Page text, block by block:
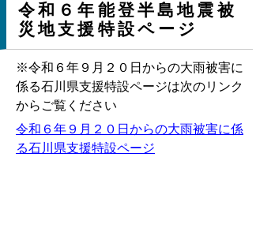
令和６年能登半島地震被
災地支援特設ページ
※令和６年９月２０日からの大雨被害に
係る石川県支援特設ページは次のリンク
からご覧ください
令和６年９月２０日からの大雨被害に係
る石川県支援特設ページ